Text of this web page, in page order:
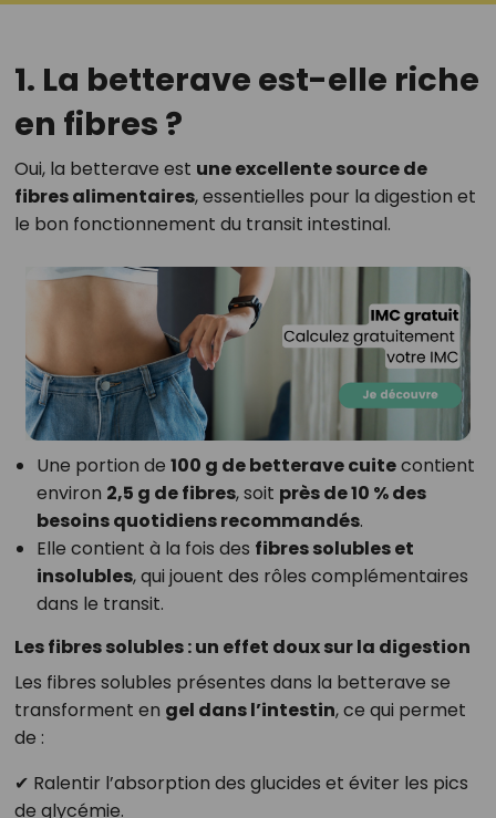
1. La betterave est-elle riche
en fibres ?
Oui, la betterave est une excellente source de
fibres alimentaires, essentielles pour la digestion et
le bon fonctionnement du transit intestinal.
Une portion de 100 g de betterave cuitecontient
environ 2,5 g de fibres, soit près de 10 % des
besoins quotidiens recommandés.
Elle contient à la fois des fibres solubles et
insolubles, qui jouent des rôles complémentaires
dans le transit.
Les fibres solubles : un effet doux sur la digestion
Les fibres solubles présentes dans la betterave se
transforment en gel dans l’intestin, ce qui permet
de :
✔ Ralentir l’absorption des glucides et éviter les pics
de glycémie.